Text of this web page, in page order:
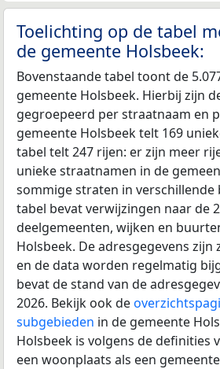
Toelichting op de tabel
de gemeente Holsbeek:
Bovenstaande tabel toont de
gemeente Holsbeek. Hierbij zijn
gegroepeerd per straatnaam en
gemeente Holsbeek telt 169
tabel telt 247 rijen: er zijn meer
unieke straatnamen in de
sommige straten in verschillende
tabel bevat verwijzingen naar de
deelgemeenten, wijken en
Holsbeek. De adresgegevens
en de data worden regelmatig
bevat de stand van de
2026. Bekijk ook de
subgebieden in de gemeente
Holsbeek is volgens de definities
een woonplaats als een